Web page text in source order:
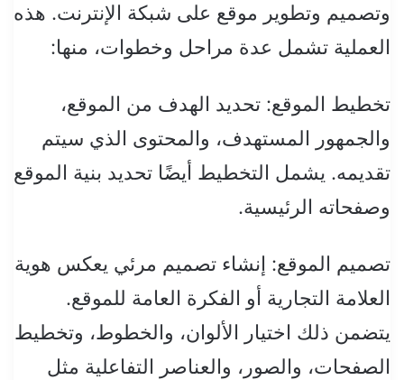
وتصميم وتطوير موقع على شبكة الإنترنت. هذه
العملية تشمل عدة مراحل وخطوات، منها:
تخطيط الموقع: تحديد الهدف من الموقع،
والجمهور المستهدف، والمحتوى الذي سيتم
تقديمه. يشمل التخطيط أيضًا تحديد بنية الموقع
وصفحاته الرئيسية.
تصميم الموقع: إنشاء تصميم مرئي يعكس هوية
العلامة التجارية أو الفكرة العامة للموقع.
يتضمن ذلك اختيار الألوان، والخطوط، وتخطيط
الصفحات، والصور، والعناصر التفاعلية مثل